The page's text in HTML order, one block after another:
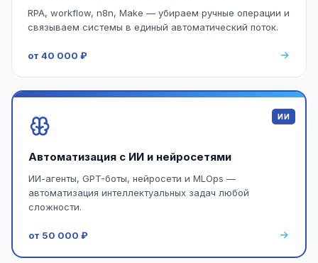
RPA, workflow, n8n, Make — убираем ручные операции и
связываем системы в единый автоматический поток.
от 40 000 ₽
ИИ
Автоматизация с ИИ и нейросетями
ИИ-агенты, GPT-боты, нейросети и MLOps —
автоматизация интеллектуальных задач любой
сложности.
от 50 000 ₽